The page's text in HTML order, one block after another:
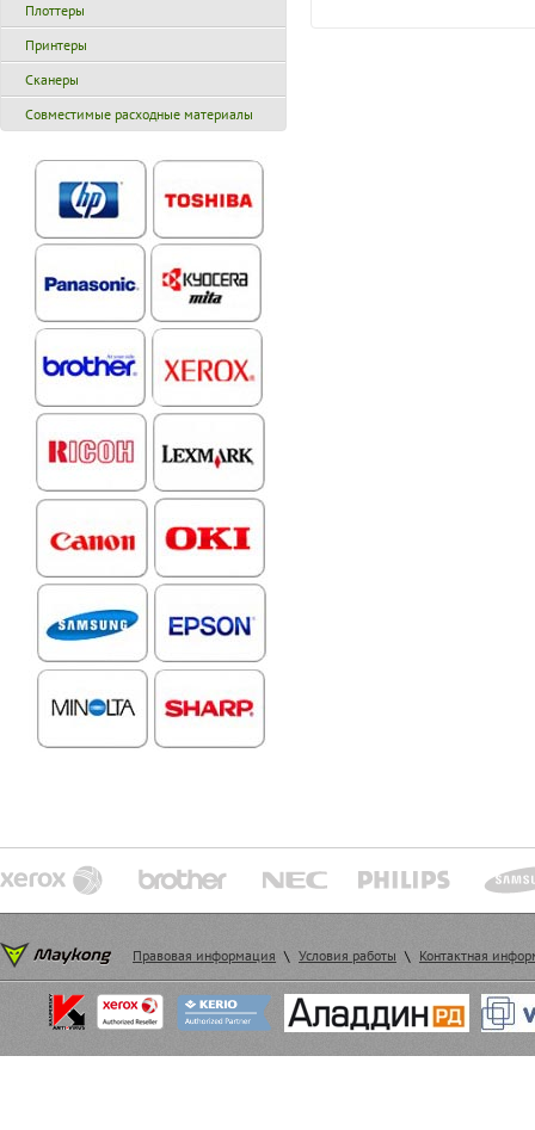
Плоттеры
Принтеры
Сканеры
Совместимые расходные материалы
Правовая информация \ Условия работы \ Контактная